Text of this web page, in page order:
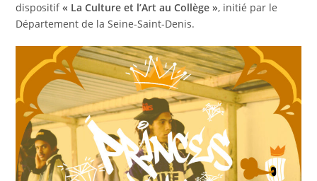
dispositif« La Culture et l’Art au Collège », initié par le
Département de la Seine-Saint-Denis.